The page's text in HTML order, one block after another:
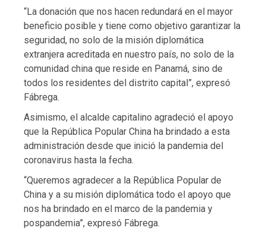
“La donación que nos hacen redundará en el mayor
beneficio posible y tiene como objetivo garantizar la
seguridad, no solo de la misión diplomática
extranjera acreditada en nuestro país, no solo de la
comunidad china que reside en Panamá, sino de
todos los residentes del distrito capital”, expresó
Fábrega.
Asimismo, el alcalde capitalino agradeció el apoyo
que la República Popular China ha brindado a esta
administración desde que inició la pandemia del
coronavirus hasta la fecha.
“Queremos agradecer a la República Popular de
China y a su misión diplomática todo el apoyo que
nos ha brindado en el marco de la pandemia y
pospandemia”, expresó Fábrega.